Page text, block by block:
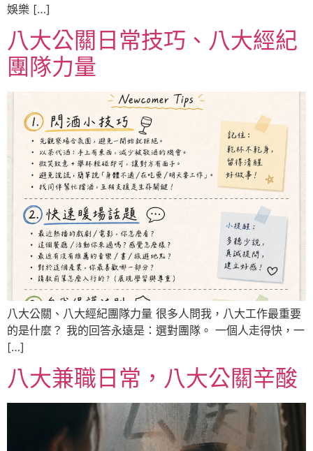
娛樂 […]
八大公關日常技巧、八大經紀
團隊力量
八大公關、八大經紀團隊力量 很多人問我，八大工作最重要
的是什麼？ 我的回答永遠是：選對團隊。 一個人走得快，一
[…]
八大兼職日常，八大公關辛酸